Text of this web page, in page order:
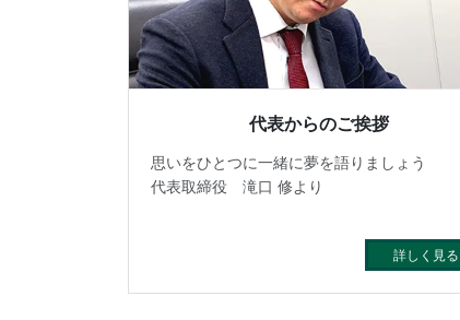
代表からのご挨拶
思いをひとつに一緒に夢を語りましょう
代表取締役 滝口 修より
詳しく見る